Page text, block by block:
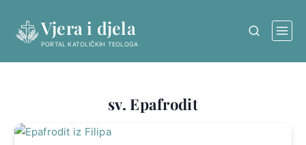
content
Vjera i djela
PORTAL KATOLIČKIH TEOLOGA
sv. Epafrodit